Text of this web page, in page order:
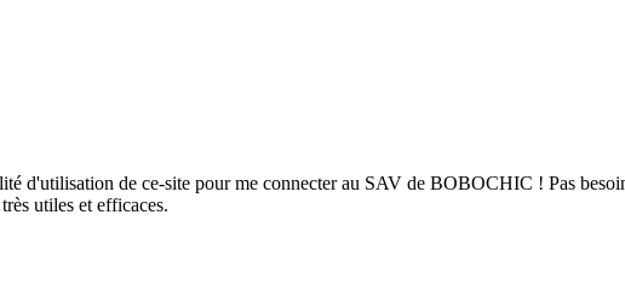
d'utilisation de ce-site pour me connecter au SAV de BOBOCHIC ! Pas
utiles et efficaces.